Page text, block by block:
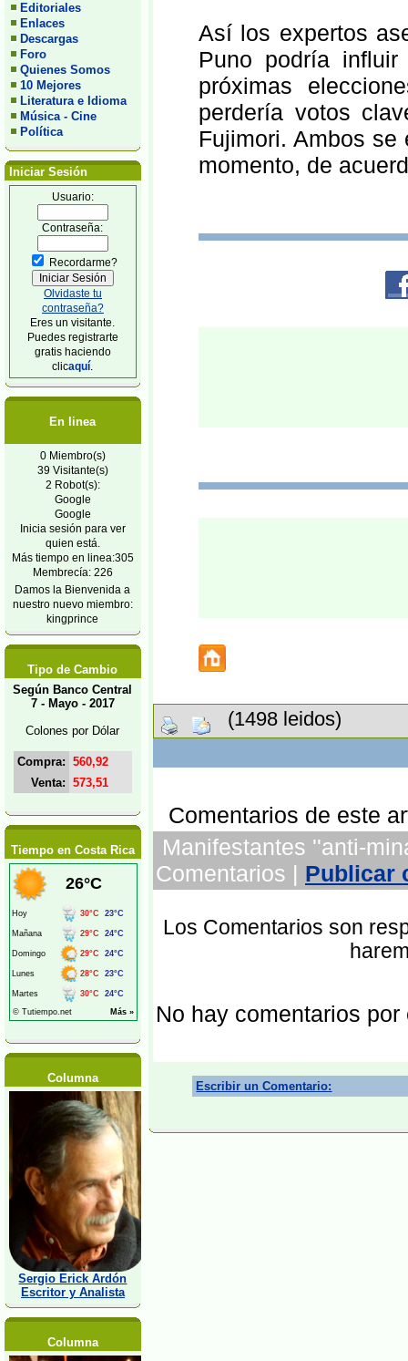
Editoriales
Enlaces
Descargas
Foro
Quienes Somos
10 Mejores
Literatura e Idioma
Música - Cine
Política
Iniciar Sesión
Usuario:
Contraseña:
Recordarme?
Olvidaste tu
contraseña?
Eres un visitante.
Puedes registrarte
gratis haciendo
clicaquí
En linea
0 Miembro(s)
39 Visitante(s)
2 Robot(s):
Google
Google
Inicia sesión para ver
quien está.
Más tiempo en linea:305
Membrecía: 226
Damos la Bienvenida a
nuestro nuevo miembro:
kingprince
Tipo de Cambio
Según Banco Central
7 - Mayo - 2017
Colones por Dólar
Compra: 560,92
Venta: 573,51
Tiempo en Costa Rica
Columna
Sergio Erick Ardón
Escritor y Analista
Columna
Así los expertos
Puno podría
próximas
perdería votos
Fujimori. Ambos se
momento, de
(1498 leidos)
Comentarios de este
Manifestantes ''anti-
Comentarios | Publicar
Los Comentarios son
No hay comentarios por
Escribir un Comentario: